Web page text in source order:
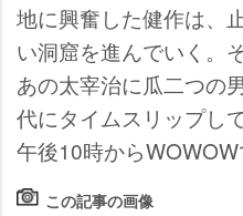
地に興奮した健作は、
い洞窟を進んでいく。
あの太宰治に瓜二つの
代にタイムスリップし
午後10時からWOWOW
この記事の画像